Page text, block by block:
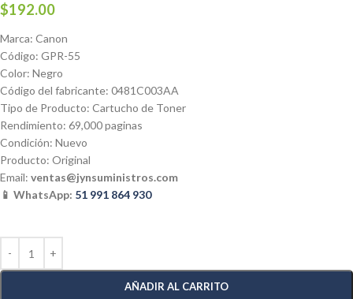
$192.00
Marca: Canon
Código: GPR-55
Color: Negro
Código del fabricante: 0481C003AA
Tipo de Producto: Cartucho de Toner
Rendimiento: 69,000 paginas
Condición: Nuevo
Producto: Original
Email: ventas@jynsuministros.com
📱 WhatsApp: 51 991 864 930
AÑADIR AL CARRITO